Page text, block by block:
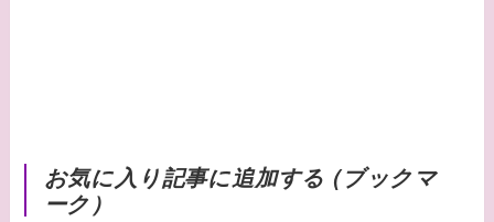
お気に入り記事に追加する (ブックマ
ーク）